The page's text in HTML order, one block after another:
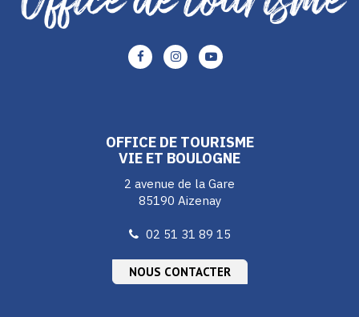
Lien
vers
Lien
vers
Lien
vers
OFFICE DE TOURISME
VIE ET BOULOGNE
2 avenue de la Gare
85190 Aizenay
02 51 31 89 15
NOUS CONTACTER